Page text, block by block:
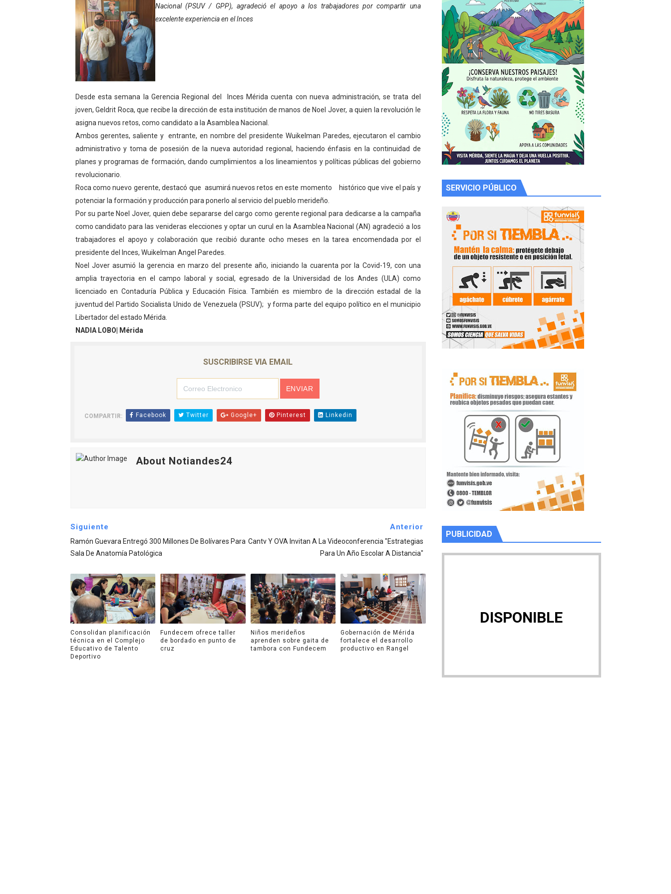
El Lactario del Iahula celebra la Semana Mundial de la Lactancia Materna
Plan Vacacional "Venezuela Ríe 2026" brinda recreación y cultura a niños del municipio Libertador
Iniciación al yoga reúne a diversos clubes deportivos de Zea en una enriquecedora jornada vacacional
Mincomunas impulsa el autogobierno en Mérida con plan de actualización y atención territorial
‎Unión cívico militar rindió honores a la Bandera Nacional en Mérida
Gobernación de Mérida realizó jornada socialista en Ecomersa El Vigía
Inicia el Plan Cultura Vacacional 2026 en el estado Mérida
Merideños disfrutarán del Plan Agosto Escuelas Abiertas 2026
Recreación y formación fortalecen la integración comunitaria en Campo Elías
Consolidan planificación técnica en el Complejo Educativo de Talento Deportivo
Mérida fortalece su reserva deportiva de cara a competencias nacionales
Gobernación de Mérida instalará mesa de trabajo con educadores jubilados
Niños merideños potencian su talento en plan vacacional integral
Fundecem ofrece taller de bordado en punto de cruz
Nacional (PSUV / GPP), agradeció el apoyo a los trabajadores por compartir una
excelente experiencia en el Inces
Desde esta semana la Gerencia Regional del Inces Mérida cuenta con nueva administración, se trata del
joven, Geldrit Roca, que recibe la dirección de esta institución de manos de Noel Jover, a quien la revolución le
asigna nuevos retos, como candidato a la Asamblea Nacional.
Ambos gerentes, saliente y entrante, en nombre del presidente Wuikelman Paredes, ejecutaron el cambio
administrativo y toma de posesión de la nueva autoridad regional, haciendo énfasis en la continuidad de
planes y programas de formación, dando cumplimientos a los lineamientos y políticas públicas del gobierno
revolucionario.
Roca como nuevo gerente, destacó que asumirá nuevos retos en este momento histórico que vive el país y
potenciar la formación y producción para ponerlo al servicio del pueblo merideño.
Por su parte Noel Jover, quien debe separarse del cargo como gerente regional para dedicarse a la campaña
como candidato para las venideras elecciones y optar un curul en la Asamblea Nacional (AN) agradeció a los
trabajadores el apoyo y colaboración que recibió durante ocho meses en la tarea encomendada por el
presidente del Inces, Wuikelman Angel Paredes.
Noel Jover asumió la gerencia en marzo del presente año, iniciando la cuarenta por la Covid-19, con una
amplia trayectoria en el campo laboral y social, egresado de la Universidad de los Andes (ULA) como
licenciado en Contaduría Pública y Educación Física. También es miembro de la dirección estadal de la
juventud del Partido Socialista Unido de Venezuela (PSUV); y forma parte del equipo político en el municipio
Libertador del estado Mérida.
NADIA LOBO| Mérida
SUSCRIBIRSE VIA EMAIL
COMPARTIR: Facebook Twitter Google+ Pinterest Linkedin
About Notiandes24
Siguiente
Ramón Guevara Entregó 300 Millones De Bolívares Para
Sala De Anatomía Patológica
Anterior
Cantv Y OVA Invitan A La Videoconferencia "Estrategias
Para Un Año Escolar A Distancia"
Consolidan planificación
técnica en el Complejo
Educativo de Talento
Deportivo
Fundecem ofrece taller
de bordado en punto de
cruz
Niños merideños
aprenden sobre gaita de
tambora con Fundecem
Gobernación de Mérida
fortalece el desarrollo
productivo en Rangel
SERVICIO PÚBLICO
PUBLICIDAD
DISPONIBLE